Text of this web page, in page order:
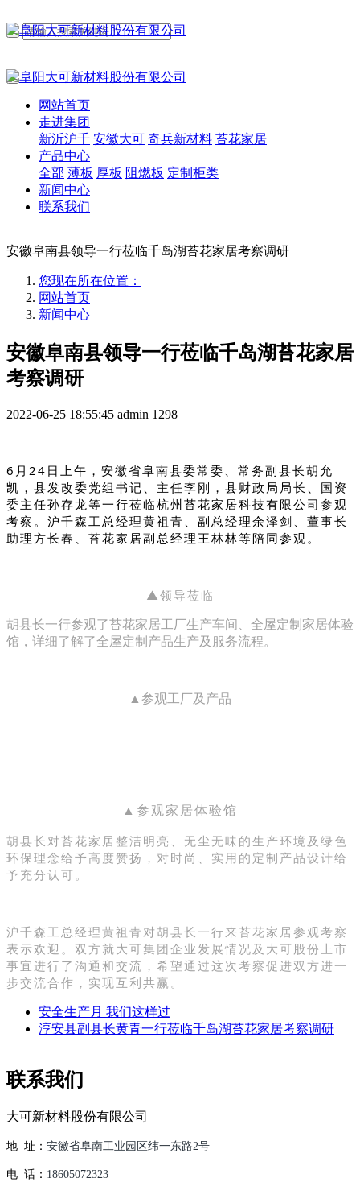
网站首页
走进集团
新沂沪千 安徽大可 奇兵新材料 苔花家居
产品中心
全部 薄板 厚板 阻燃板 定制柜类
新闻中心
联系我们
安徽阜南县领导一行莅临千岛湖苔花家居考察调研
您现在所在位置：
网站首页
新闻中心
安徽阜南县领导一行莅临千岛湖苔花家居
考察调研
2022-06-25 18:55:45 admin 1298
6月24日上午，安徽省阜南县委常委、常务副县长胡允
凯，县发改委党组书记、主任李刚，县财政局局长、国资
委主任孙存龙等一行莅临杭州苔花家居科技有限公司参观
考察。沪千森工总经理黄祖青、副总经理余泽剑、董事长
助理方长春、苔花家居副总经理王林林等陪同参观。
▲领导莅临
胡县长一行参观了苔花家居工厂生产车间、 全屋定制家居体验
馆，详细了解了全屋定制产品生产及服务流程。
▲参观工厂及产品
▲参观家居体验馆
胡县长对苔花家居整洁明亮、无尘无味的生产环境及绿色
环保理念给予高度赞扬，对时尚、实用的定制产品设计给
予充分认可。
沪千森工总经理黄祖青对胡县长一行来苔花家居参观考察
表示欢迎。双方就大可集团企业发展情况及大可股份上市
事宜进行了沟通和交流，希望通过这次考察促进双方进一
步交流合作，实现互利共赢。
安全生产月 我们这样过
淳安县副县长黄青一行莅临千岛湖苔花家居考察调研
联系我们
大可新材料股份有限公司
地 址： 安徽省阜南工业园区纬一东路2号
电 话： 18605072323